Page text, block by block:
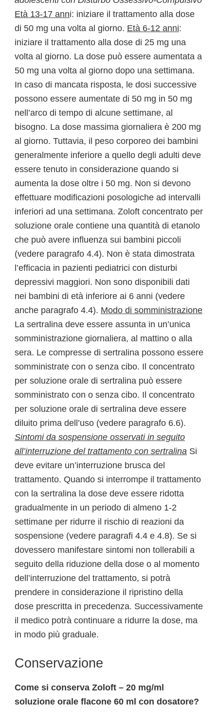
Età 13-17 anni: iniziare il trattamento alla dose
di 50 mg una volta al giorno. Età 6-12 anni:
iniziare il trattamento alla dose di 25 mg una
volta al giorno. La dose può essere aumentata a
50 mg una volta al giorno dopo una settimana.
In caso di mancata risposta, le dosi successive
possono essere aumentate di 50 mg in 50 mg
nell’arco di tempo di alcune settimane, al
bisogno. La dose massima giornaliera è 200 mg
al giorno. Tuttavia, il peso corporeo dei bambini
generalmente inferiore a quello degli adulti deve
essere tenuto in considerazione quando si
aumenta la dose oltre i 50 mg. Non si devono
effettuare modificazioni posologiche ad intervalli
inferiori ad una settimana. Zoloft concentrato per
soluzione orale contiene una quantità di etanolo
che può avere influenza sui bambini piccoli
(vedere paragrafo 4.4). Non è stata dimostrata
l’efficacia in pazienti pediatrici con disturbi
depressivi maggiori. Non sono disponibili dati
nei bambini di età inferiore ai 6 anni (vedere
anche paragrafo 4.4). Modo di somministrazione
La sertralina deve essere assunta in un’unica
somministrazione giornaliera, al mattino o alla
sera. Le compresse di sertralina possono essere
somministrate con o senza cibo. Il concentrato
per soluzione orale di sertralina può essere
somministrato con o senza cibo. Il concentrato
per soluzione orale di sertralina deve essere
diluito prima dell’uso (vedere paragrafo 6.6).
Sintomi da sospensione osservati in seguito
all’interruzione del trattamento con sertralina Si
deve evitare un’interruzione brusca del
trattamento. Quando si interrompe il trattamento
con la sertralina la dose deve essere ridotta
gradualmente in un periodo di almeno 1-2
settimane per ridurre il rischio di reazioni da
sospensione (vedere paragrafi 4.4 e 4.8). Se si
dovessero manifestare sintomi non tollerabili a
seguito della riduzione della dose o al momento
dell’interruzione del trattamento, si potrà
prendere in considerazione il ripristino della
dose prescritta in precedenza. Successivamente
il medico potrà continuare a ridurre la dose, ma
in modo più graduale.
Conservazione
Come si conserva Zoloft – 20 mg/ml
soluzione orale flacone 60 ml con dosatore?